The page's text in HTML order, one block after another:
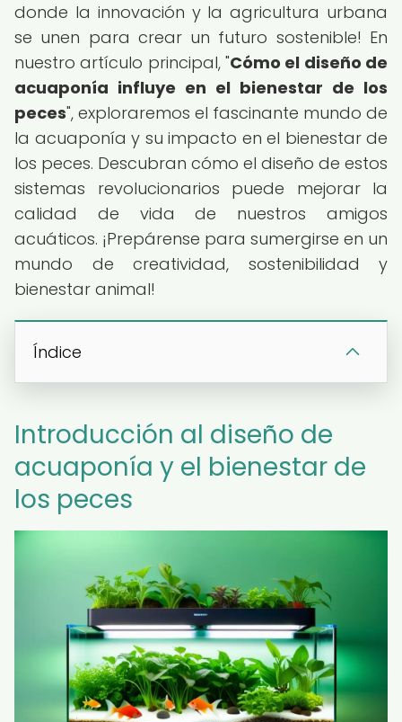
donde la innovación y la agricultura urbana
se unen para crear un futuro sostenible! En
nuestro artículo principal, "Cómo el diseño de
acuaponía influye en el bienestar de los
peces", exploraremos el fascinante mundo de
la acuaponía y su impacto en el bienestar de
los peces. Descubran cómo el diseño de estos
sistemas revolucionarios puede mejorar la
calidad de vida de nuestros amigos
acuáticos. ¡Prepárense para sumergirse en un
mundo de creatividad, sostenibilidad y
bienestar animal!
Índice
Introducción al diseño de
acuaponía y el bienestar de
los peces